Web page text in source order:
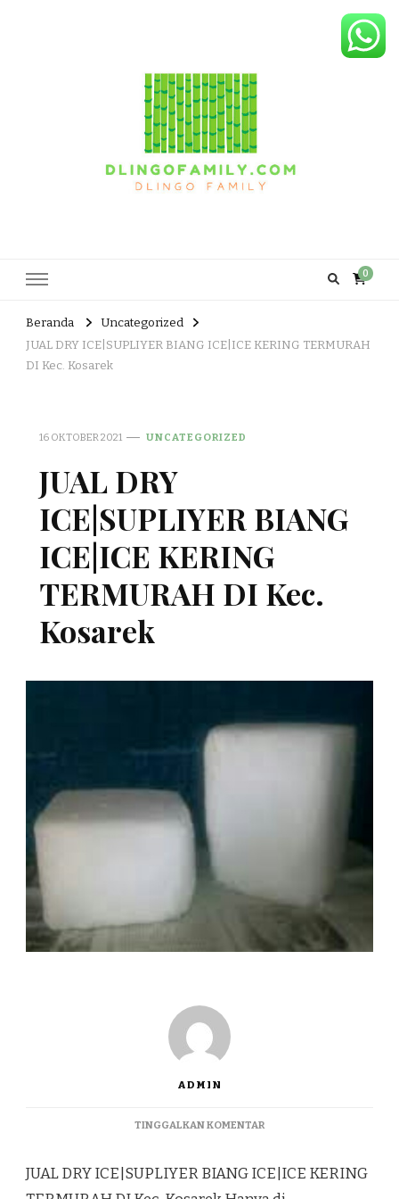
0
Beranda
Uncategorized
JUAL DRY ICE|SUPLIYER BIANG ICE|ICE KERING TERMURAH
DI Kec. Kosarek
16 OKTOBER 2021 UNCATEGORIZED
JUAL DRY
ICE|SUPLIYER BIANG
ICE|ICE KERING
TERMURAH DI Kec.
Kosarek
ADMIN
TINGGALKAN KOMENTARPADA
ICE|SUPLIYER
BIANG
JUAL DRY ICE|SUPLIYER BIANG ICE|ICE KERING